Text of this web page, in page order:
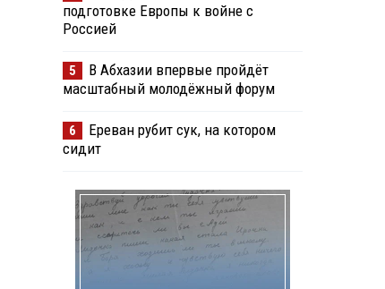
подготовке Европы к войне с
Россией
5
В Абхазии впервые пройдёт
масштабный молодёжный форум
6
Ереван рубит сук, на котором
сидит